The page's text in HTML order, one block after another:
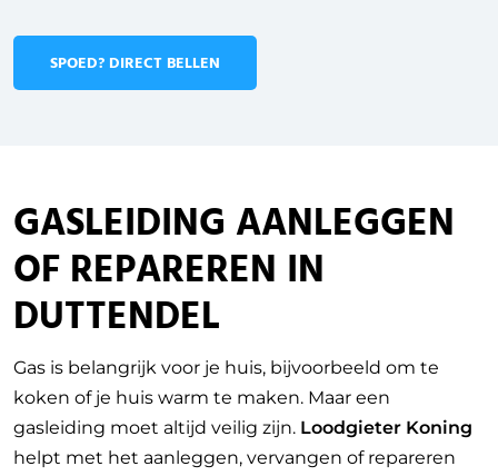
SPOED? DIRECT BELLEN
GASLEIDING AANLEGGEN
OF REPAREREN IN
DUTTENDEL
Gas is belangrijk voor je huis, bijvoorbeeld om te
koken of je huis warm te maken. Maar een
gasleiding moet altijd veilig zijn. Loodgieter Koning
helpt met het aanleggen, vervangen of repareren